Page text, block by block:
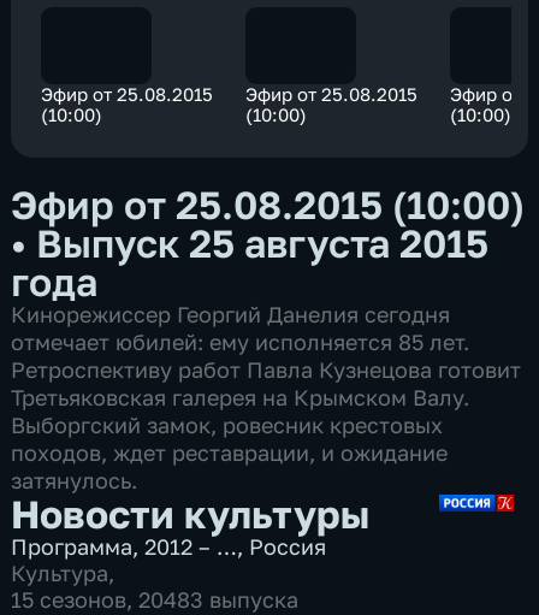
Эфир от 25.08.2015
(10:00)
Эфир от 25.08.2015
(10:00)
Эфир от
(10:00)
Эфир от 25.08.2015 (10:00)
• Выпуск 25 августа 2015
года
Кинорежиссер Георгий Данелия сегодня
отмечает юбилей: ему исполняется 85 лет.
Ретроспективу работ Павла Кузнецова готовит
Третьяковская галерея на Крымском Валу.
Выборгский замок, ровесник крестовых
походов, ждет реставрации, и ожидание
затянулось.
Новости культуры
Программа,2012 – …, Россия
Культура,
15 сезонов, 20483 выпуска